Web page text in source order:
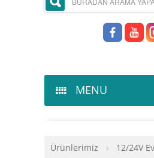
MENU
Hakkımızda
Ürünlerimiz
Ürünlerimiz › 12/24V